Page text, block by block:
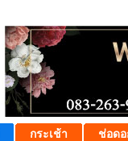
กระเช้า ช่อดอ